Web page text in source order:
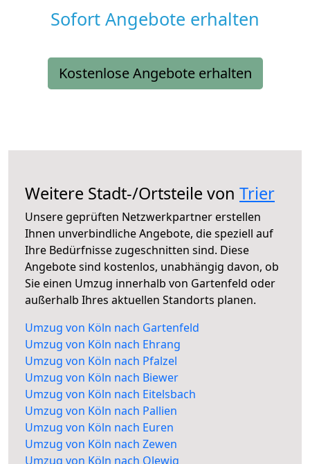
Sofort Angebote erhalten
Kostenlose Angebote erhalten
Weitere Stadt-/Ortsteile von Trier
Unsere geprüften Netzwerkpartner erstellen
Ihnen unverbindliche Angebote, die speziell auf
Ihre Bedürfnisse zugeschnitten sind. Diese
Angebote sind kostenlos, unabhängig davon, ob
Sie einen Umzug innerhalb von Gartenfeld oder
außerhalb Ihres aktuellen Standorts planen.
Umzug von Köln nach Gartenfeld
Umzug von Köln nach Ehrang
Umzug von Köln nach Pfalzel
Umzug von Köln nach Biewer
Umzug von Köln nach Eitelsbach
Umzug von Köln nach Pallien
Umzug von Köln nach Euren
Umzug von Köln nach Zewen
Umzug von Köln nach Olewig